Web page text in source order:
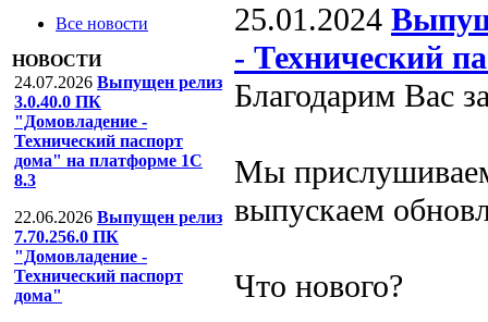
Все новости
НОВОСТИ
24.07.2026 Выпущен релиз
3.0.40.0 ПК
"Домовладение -
Технический паспорт
дома" на платформе 1С
8.3
22.06.2026 Выпущен релиз
7.70.256.0 ПК
"Домовладение -
Технический паспорт
дома"
25.01.2024
- Технический
Благодарим Вас
Мы
выпускаем
Что нового?